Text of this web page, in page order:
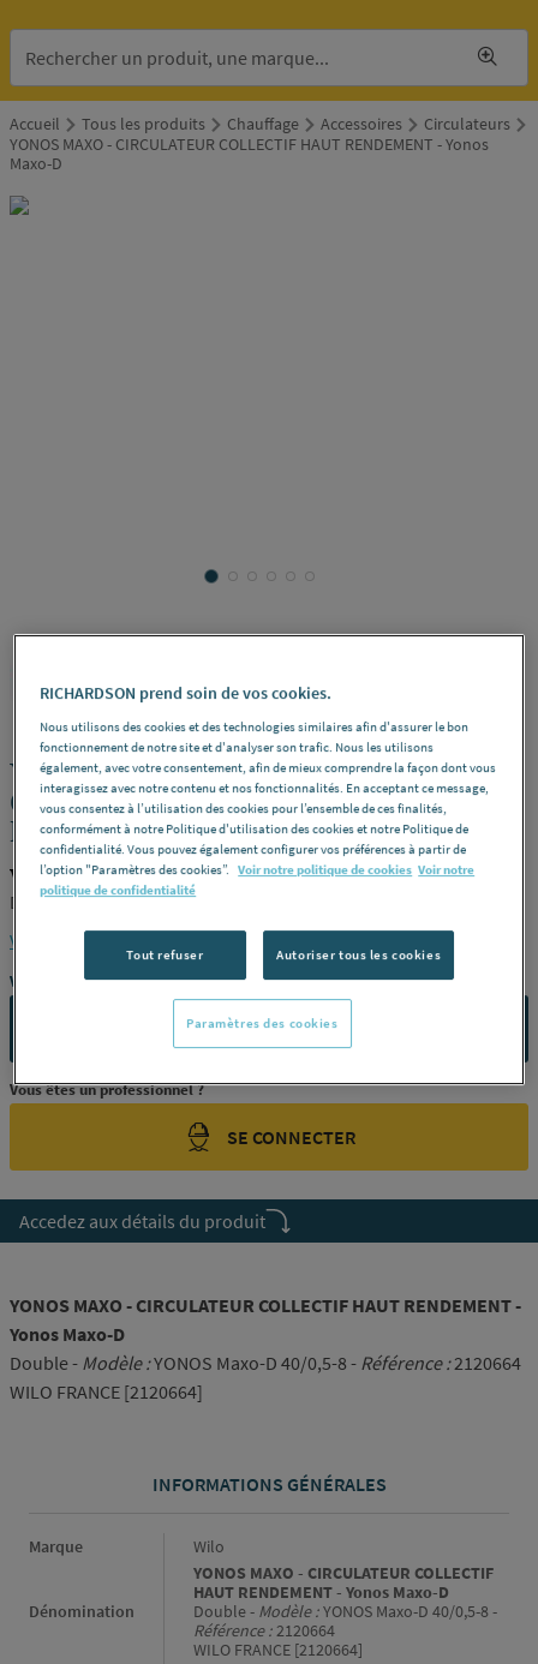
Accueil Tous les produits Chauffage Accessoires
Circulateurs
YONOS MAXO - CIRCULATEUR COLLECTIF HAUT RENDEMENT - Yonos
Maxo-D
YONOS MAXO - CIRCULATEUR
COLLECTIF HAUT RENDEMENT - Yonos
Maxo-D
WILO 2120664
Double -Modèle :YONOS Maxo-D 40/0,5-8 -
Voir la description complète
Vous avez un projet ?
CONTACTEZ-NOUS
Vous êtes un professionnel ?
SE CONNECTER
Accedez aux détails du produit
YONOS MAXO - CIRCULATEUR COLLECTIF HAUT RENDEMENT -
Yonos Maxo-D
Double - Modèle :YONOS Maxo-D 40/0,5-8 - Référence :2120664
WILO FRANCE [2120664]
INFORMATIONS GÉNÉRALES
Informations générales
Marque Wilo
Dénomination
YONOS MAXO - CIRCULATEUR COLLECTIF
HAUT RENDEMENT - Yonos Maxo-D
Double - Modèle :YONOS Maxo-D 40/0,5-8 -
Référence :2120664
WILO FRANCE [2120664]
RICHARDSON prend soin de vos cookies.
Nous utilisons des cookies et des technologies similaires afin d'assurer le bon
fonctionnement de notre site et d'analyser son trafic. Nous les utilisons
également, avec votre consentement, afin de mieux comprendre la façon dont vous
interagissez avec notre contenu et nos fonctionnalités. En acceptant ce message,
vous consentez à l’utilisation des cookies pour l’ensemble de ces finalités,
conformément à notre Politique d'utilisation des cookies et notre Politique de
confidentialité. Vous pouvez également configurer vos préférences à partir de
l’option "Paramètres des cookies”. Voir notre politique de cookies Voir notre
politique de confidentialité
Tout refuser Autoriser tous les cookies
Paramètres des cookies